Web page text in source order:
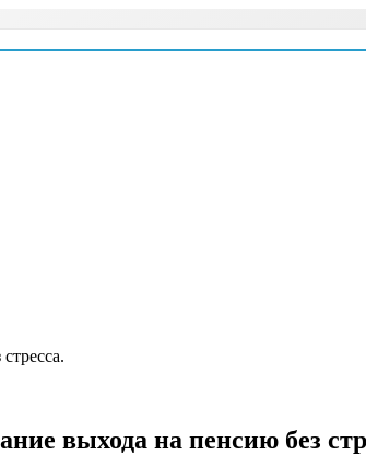
выхода на пенсию без